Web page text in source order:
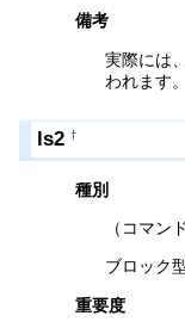
備考
実際には
われます。
ls2†
種別
（コマン
ブロック
重要度